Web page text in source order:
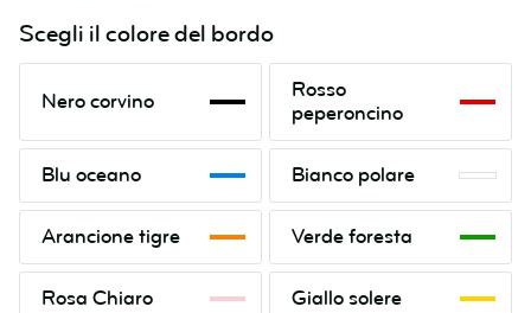
Scegli il colore del bordo
Nero corvino
corvino
Rosso
peperoncino
Rosso
peperoncino
Blu oceano
Blu
Bianco polare
Bianco
Arancione tigre
Arancione
Verde foresta
Verde
Rosa Chiaro
Rosa
Giallo solere
Giallo